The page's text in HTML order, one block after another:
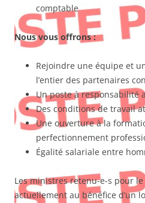
comptable
Nous vous offrons :
Rejoindre une équipe et
l’entier des partenaires
Un poste à responsabilité
Des conditions de travail
Une ouverture à la
perfectionnement
Égalité salariale entre
Les ministres retenu-e-s pour
actuellement au bénéfice d’un